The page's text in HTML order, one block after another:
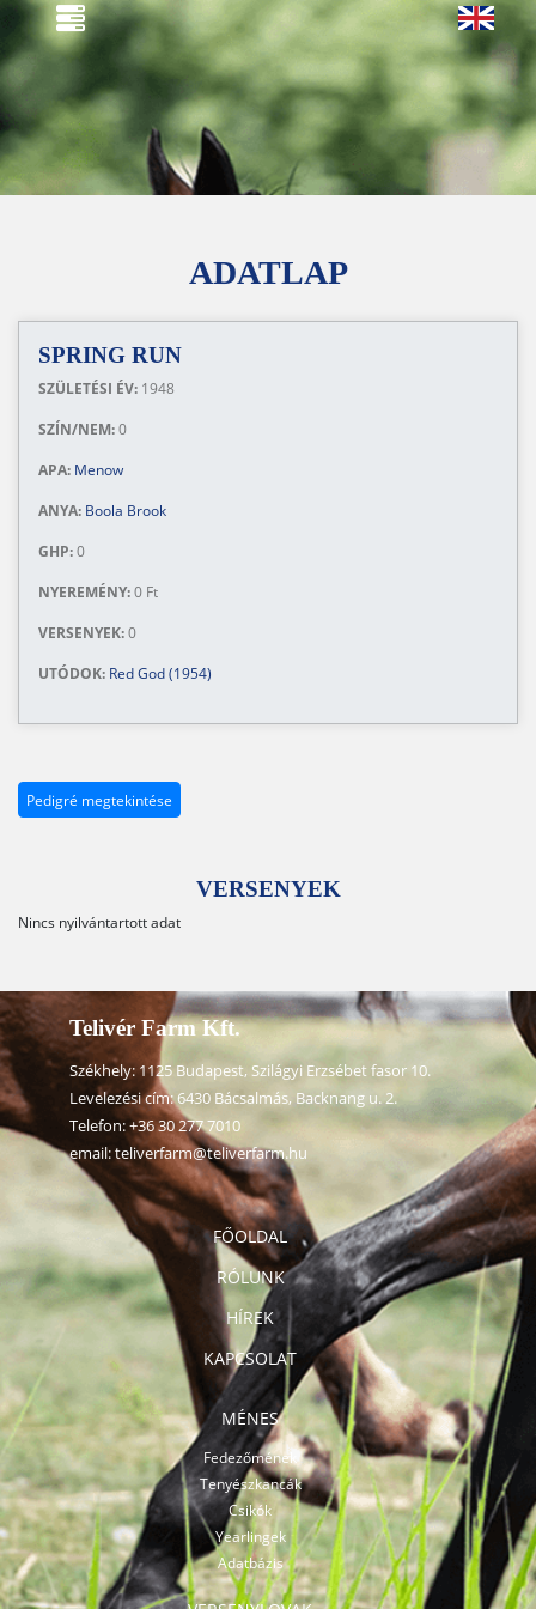
ADATLAP
SPRING RUN
SZÜLETÉSI ÉV: 1948
SZÍN/NEM:0
APA: Menow
ANYA: Boola Brook
GHP:0
NYEREMÉNY:0 Ft
VERSENYEK:0
UTÓDOK: Red God (1954)
Pedigré megtekintése
VERSENYEK
Nincs nyilvántartott adat
FŐOLDAL
RÓLUNK
HÍREK
KAPCSOLAT
MÉNES
Fedezőmének
Tenyészkancák
Csikók
Yearlingek
Adatbázis
Telivér Farm Kft.
Székhely: 1125 Budapest, Szilágyi Erzsébet fasor 10.
Levelezési cím: 6430 Bácsalmás, Backnang u. 2.
Telefon:+36 30 277 7010
email:teliverfarm@teliverfarm.hu